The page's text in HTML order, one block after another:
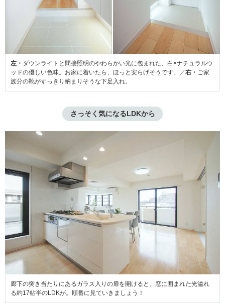
左・ ダウンライトと間接照明のやわらかい光に包まれた、白×ナチュラルウ
ッドの優しい色味。お家に着いたら、ほっと安らげそうです。／右・ ご家
族分の靴がすっきり納まりそうな下足入れ。
さっそく気になるLDKから
廊下の突き当たりにあるガラス入りの扉を開けると、窓に囲まれた光溢れ
る約17帖半のLDKが。順番に見ていきましょう！